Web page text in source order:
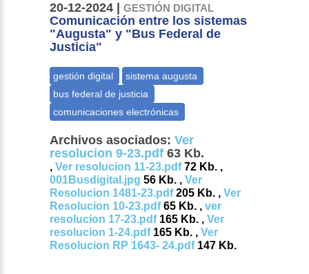
20-12-2024 |GESTIÓN DIGITAL
Comunicación entre los sistemas
"Augusta" y "Bus Federal de
Justicia"
Archivos asociados: Ver
resolucion 9-23.pdf 63 Kb.
,Ver resolucion 11-23.pdf72 Kb. ,
001Busdigital.jpg 56 Kb. ,Ver
Resolucion 1481-23.pdf205 Kb. ,Ver
Resolucion 10-23.pdf65 Kb. ,ver
resolucion 17-23.pdf165 Kb. ,Ver
resolucion 1-24.pdf165 Kb. ,Ver
Resolucion RP 1643- 24.pdf147 Kb.